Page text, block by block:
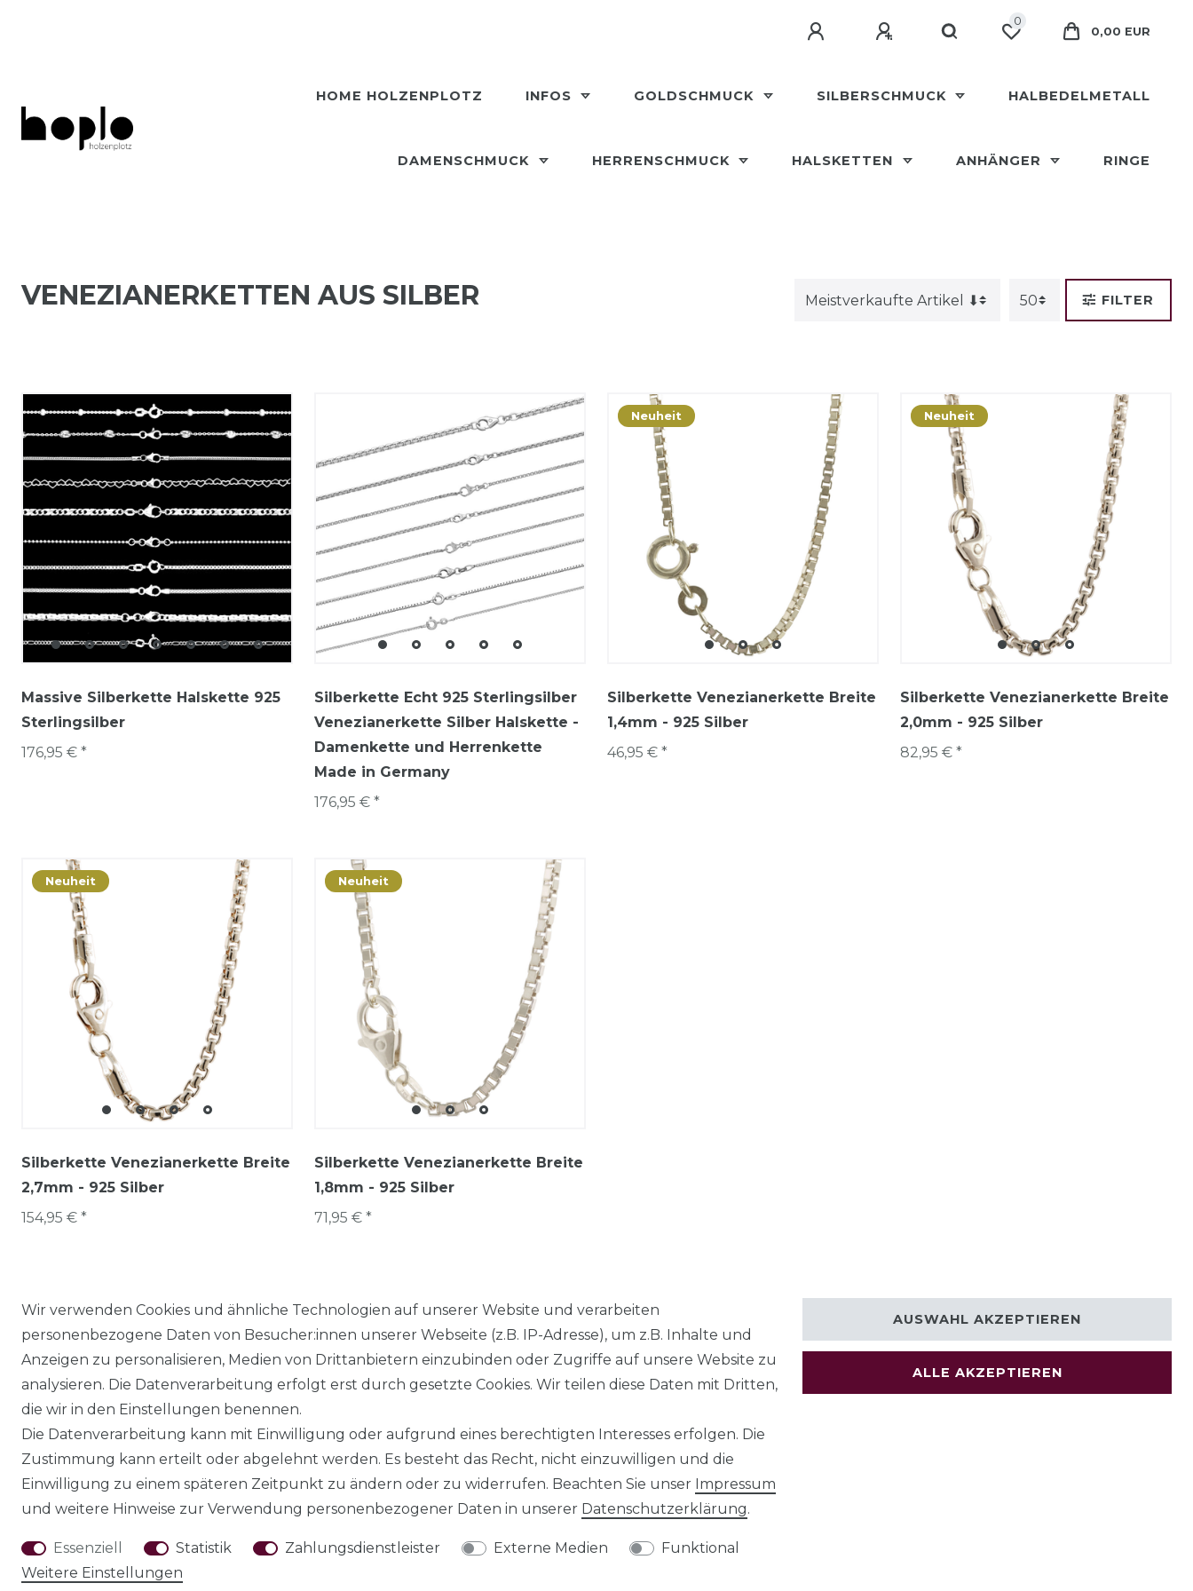
0
0,00 EUR
HOME HOLZENPLOTZ INFOS GOLDSCHMUCK SILBERSCHMUCK HALBEDELMETALL
DAMENSCHMUCK HERRENSCHMUCK HALSKETTEN ANHÄNGER RINGE
VENEZIANERKETTEN AUS SILBER FILTER
Massive Silberkette Halskette 925
Sterlingsilber
176,95 € *
Silberkette Echt 925 Sterlingsilber
Venezianerkette Silber Halskette -
Damenkette und Herrenkette
Made in Germany
176,95 € *
Neuheit
Silberkette Venezianerkette Breite
1,4mm - 925 Silber
46,95 € *
Neuheit
Silberkette Venezianerkette Breite
2,0mm - 925 Silber
82,95 € *
Neuheit
Silberkette Venezianerkette Breite
2,7mm - 925 Silber
154,95 € *
Neuheit
Silberkette Venezianerkette Breite
1,8mm - 925 Silber
71,95 € *
Wir verwenden Cookies und ähnliche Technologien auf unserer Website und verarbeiten
personenbezogene Daten von Besucher:innen unserer Webseite (z.B. IP-Adresse), um z.B. Inhalte und
Anzeigen zu personalisieren, Medien von Drittanbietern einzubinden oder Zugriffe auf unsere Website zu
analysieren. Die Datenverarbeitung erfolgt erst durch gesetzte Cookies. Wir teilen diese Daten mit Dritten,
die wir in den Einstellungen benennen.
Die Datenverarbeitung kann mit Einwilligung oder aufgrund eines berechtigten Interesses erfolgen. Die
Zustimmung kann erteilt oder abgelehnt werden. Es besteht das Recht, nicht einzuwilligen und die
Einwilligung zu einem späteren Zeitpunkt zu ändern oder zu widerrufen. Beachten Sie unser Impressum
und weitere Hinweise zur Verwendung personenbezogener Daten in unserer Daten­schutz­erklärung.
Essenziell Statistik Zahlungsdienstleister Externe Medien
Funktional
Weitere Einstellungen
ALLE AKZEPTIEREN
AUSWAHL AKZEPTIEREN
Impressum Daten­schutz­erklärung AGB Widerrufs­recht VERTRAG WIDERRUFEN